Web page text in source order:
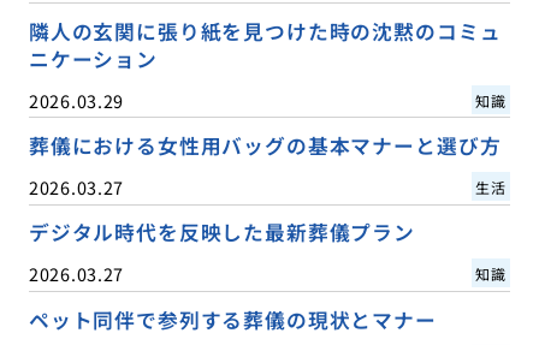
隣人の玄関に張り紙を見つけた時の沈黙のコミュ
ニケーション
2026.03.29 知識
葬儀における女性用バッグの基本マナーと選び方
2026.03.27 生活
デジタル時代を反映した最新葬儀プラン
2026.03.27 知識
ペット同伴で参列する葬儀の現状とマナー